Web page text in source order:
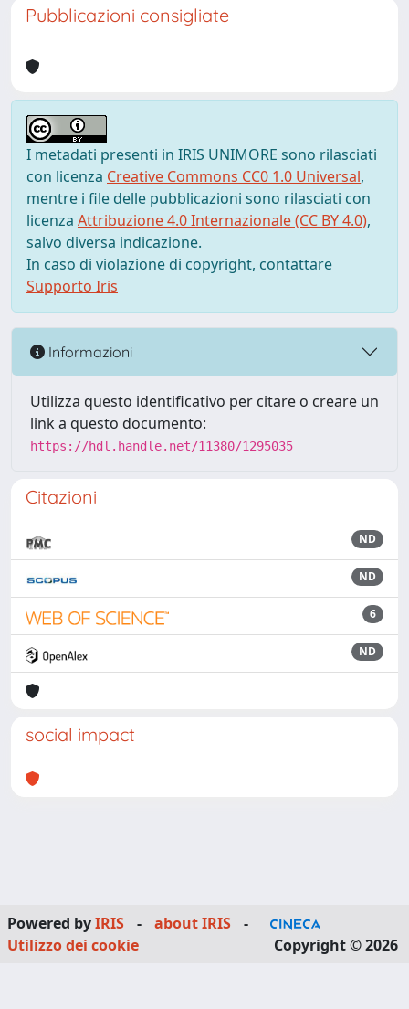
Pubblicazioni consigliate
I metadati presenti in IRIS UNIMORE sono rilasciati
con licenza Creative Commons CC0 1.0 Universal,
mentre i file delle pubblicazioni sono rilasciati con
licenza Attribuzione 4.0 Internazionale (CC BY 4.0),
salvo diversa indicazione.
In caso di violazione di copyright, contattare
Supporto Iris
Informazioni
Utilizza questo identificativo per citare o creare un
link a questo documento:
https://hdl.handle.net/11380/1295035
Citazioni
ND
ND
6
ND
social impact
Powered byIRIS - about IRIS
-
Utilizzo dei cookie
Copyright © 2026